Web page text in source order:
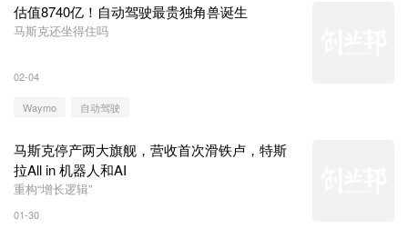
估值8740亿！自动驾驶最贵独角兽诞生
马斯克还坐得住吗
02-04
Waymo 自动驾驶
马斯克停产两大旗舰，营收首次滑铁卢，特斯
拉All in 机器人和AI
重构“增长逻辑”
01-30